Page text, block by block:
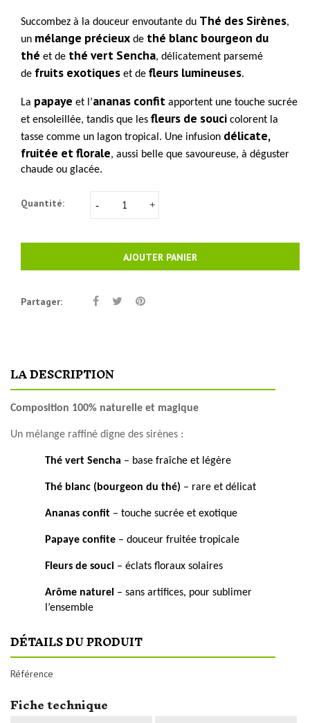
Succombez à la douceur envoutante du Thé des Sirènes,
un mélange précieux de thé blanc bourgeon du
thé et de thé vert Sencha, délicatement parsemé
de fruits exotiques et de fleurs lumineuses.
La papaye et l’ananas confit apportent une touche sucrée
et ensoleillée, tandis que les fleurs de souci colorent la
tasse comme un lagon tropical. Une infusion délicate,
fruitée et florale, aussi belle que savoureuse, à déguster
chaude ou glacée.
Quantité:
AJOUTER PANIER
Partager:
LA DESCRIPTION
Composition 100% naturelle et magique
Un mélange raffiné digne des sirènes :
Thé vert Sencha – base fraîche et légère
Thé blanc (bourgeon du thé) – rare et délicat
Ananas confit – touche sucrée et exotique
Papaye confite – douceur fruitée tropicale
Fleurs de souci – éclats floraux solaires
Arôme naturel – sans artifices, pour sublimer
l’ensemble
DÉTAILS DU PRODUIT
Référence
Fiche technique